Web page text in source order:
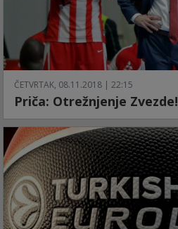
ČETVRTAK, 08.11.2018 | 22:15
Priča: Otrežnjenje Zvezde!